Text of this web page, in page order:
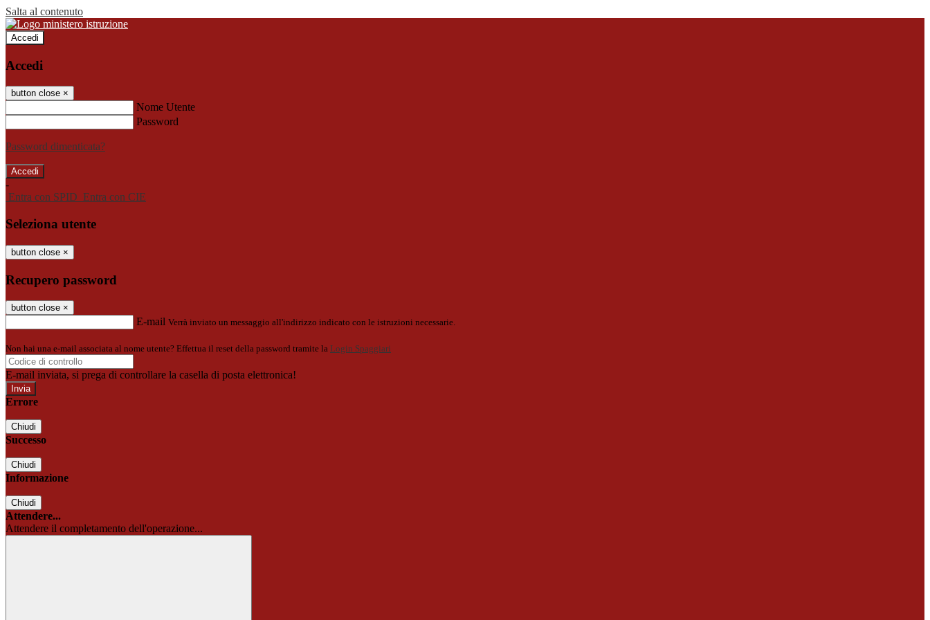
Salta al contenuto
Accedi
Accedi
button close ×
Nome Utente
Password
Password dimenticata?
-
Entra con SPID Entra con CIE
Seleziona utente
button close ×
Recupero password
button close ×
E-mail Verrà inviato un messaggio all'indirizzo indicato con le istruzioni necessarie.
Non hai una e-mail associata al nome utente? Effettua il reset della password tramite la Login Spaggiari
E-mail inviata, si prega di controllare la casella di posta elettronica!
Errore
Chiudi
Successo
Chiudi
Informazione
Chiudi
Attendere...
Attendere il completamento dell'operazione...